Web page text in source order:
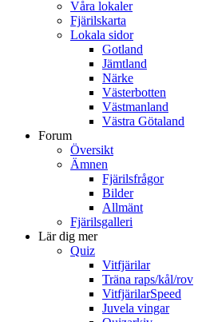
Våra lokaler
Fjärilskarta
Lokala sidor
Gotland
Jämtland
Närke
Västerbotten
Västmanland
Västra Götaland
Forum
Översikt
Ämnen
Fjärilsfrågor
Bilder
Allmänt
Fjärilsgalleri
Lär dig mer
Quiz
Vitfjärilar
Träna raps/kål/rov
VitfjärilarSpeed
Juvela vingar